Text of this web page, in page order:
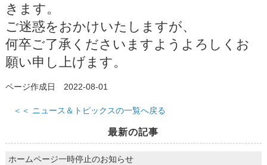
きます。
ご迷惑をおかけいたしますが、
何卒ご了承くださいますようよろしくお
願い申し上げます。
ページ作成日 2022-08-01
＜＜ ニュース＆トピックスの一覧へ戻る
最新の記事
ホームページ一時停止のお知らせ